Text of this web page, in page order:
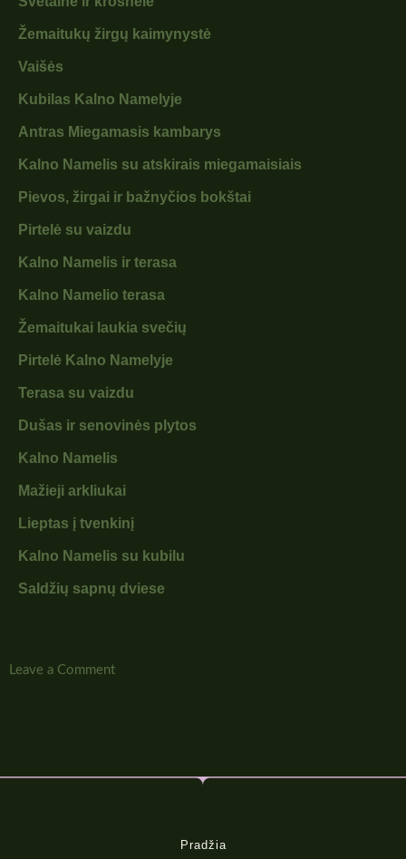
Žemaitukų žirgų kaimynystė
Vaišės
Kubilas Kalno Namelyje
Antras Miegamasis kambarys
Kalno Namelis su atskirais miegamaisiais
Pievos, žirgai ir bažnyčios bokštai
Pirtelė su vaizdu
Kalno Namelis ir terasa
Kalno Namelio terasa
Žemaitukai laukia svečių
Pirtelė Kalno Namelyje
Terasa su vaizdu
Dušas ir senovinės plytos
Kalno Namelis
Mažieji arkliukai
Lieptas į tvenkinį
Kalno Namelis su kubilu
Saldžių sapnų dviese
Leave a Comment
Pradžia